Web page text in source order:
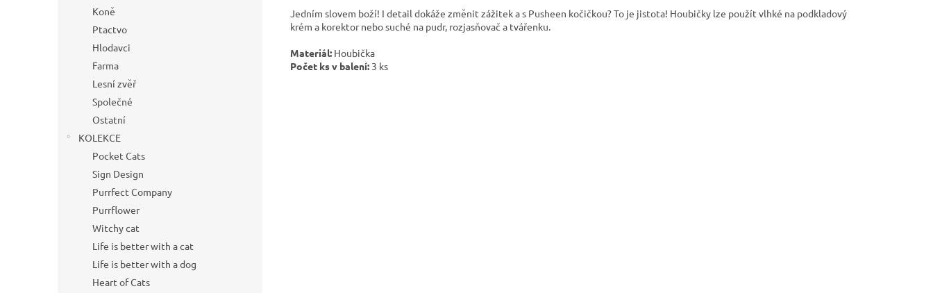
Koně
Ptactvo
Hlodavci
Farma
Lesní zvěř
Společné
Ostatní
KOLEKCE
Pocket Cats
Sign Design
Purrfect Company
Purrflower
Witchy cat
Life is better with a cat
Life is better with a dog
Heart of Cats
Jedním slovem boží! I detail dokáže změnit zážitek a s Pusheen kočičkou? To je jistota! Houbičky lze použít vlhké na podkladový
krém a korektor nebo suché na pudr, rozjasňovač a tvářenku.
Materiál: Houbička
Počet ks v balení: 3 ks